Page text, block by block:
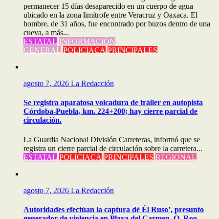
permanecer 15 días desaparecido en un cuerpo de agua
ubicado en la zona limítrofe entre Veracruz y Oaxaca. El
hombre, de 31 años, fue encontrado por buzos dentro de una
cueva, a más...
ESTATAL INFORMACIÓN
GENERAL POLICIACA PRINCIPALES
agosto 7, 2026 La Redacción
Se registra aparatosa volcadura de tráiler en autopista
Córdoba-Puebla, km. 224+200; hay cierre parcial de
circulación.
La Guardia Nacional División Carreteras, informó que se
registra un cierre parcial de circulación sobre la carretera...
ESTATAL POLICIACA PRINCIPALES REGIONAL
agosto 7, 2026 La Redacción
Autoridades efectúan la captura dé Él Ruso’, presunto